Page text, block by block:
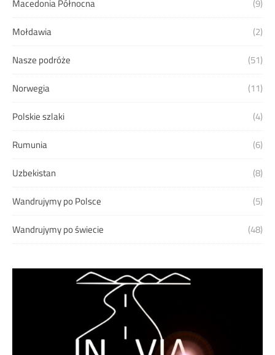
Mołdawia
(2)
Nasze podróże
(51)
Norwegia
(11)
Polskie szlaki
(4)
Rumunia
(6)
Uzbekistan
(8)
Wandrujymy po Polsce
(5)
Wandrujymy po świecie
(48)